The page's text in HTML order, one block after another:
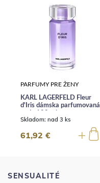
PARFUMY PRE ŽENY
KARL LAGERFELD Fleur
d'Iris dámska parfumovaná
Skladom: nad 3 ks
61,92 €
SENSUALITÉ